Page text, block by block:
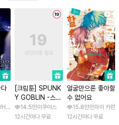
Studio / Lasso
[크림툰] SPUNK
Y GOBLIN -스펑
키 고블린- [스크
롤]
14.5만이쿠야스
12시간마다 무료
얼굴만으론 좋아할
수 없어요
15.8만안자이 카린
12시간마다 무료